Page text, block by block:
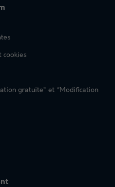
cookies
gratuite” et “Modification